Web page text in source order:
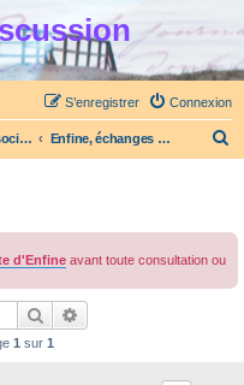
Connexion
S’enregistrer
Forum de l'association Enfine Enfine, échanges et entraide TCA (anorexie, boulimie)
d'Enfine avant toute consultation ou
Rechercher
1 sur 1